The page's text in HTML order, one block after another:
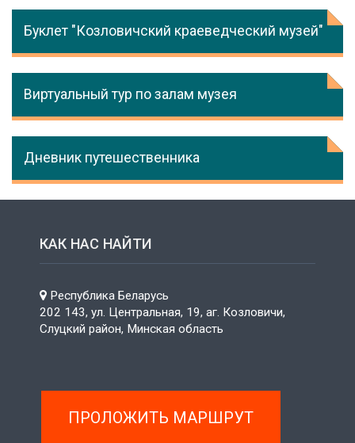
Буклет "Козловичский краеведческий музей"
Виртуальный тур по залам музея
Дневник путешественника
КАК НАС НАЙТИ
Республика Беларусь
202 143, ул. Центральная, 19, аг. Козловичи,
Слуцкий район, Минская область
ПРОЛОЖИТЬ МАРШРУТ